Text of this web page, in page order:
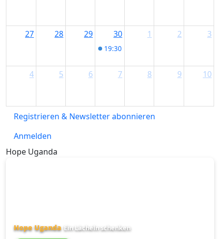
27 28 29 30
19:30
1 2 3
4 5 6 7 8 9 10
Registrieren & Newsletter abonnieren
Anmelden
Hope Uganda
Hope Uganda Ein Lächeln schenken